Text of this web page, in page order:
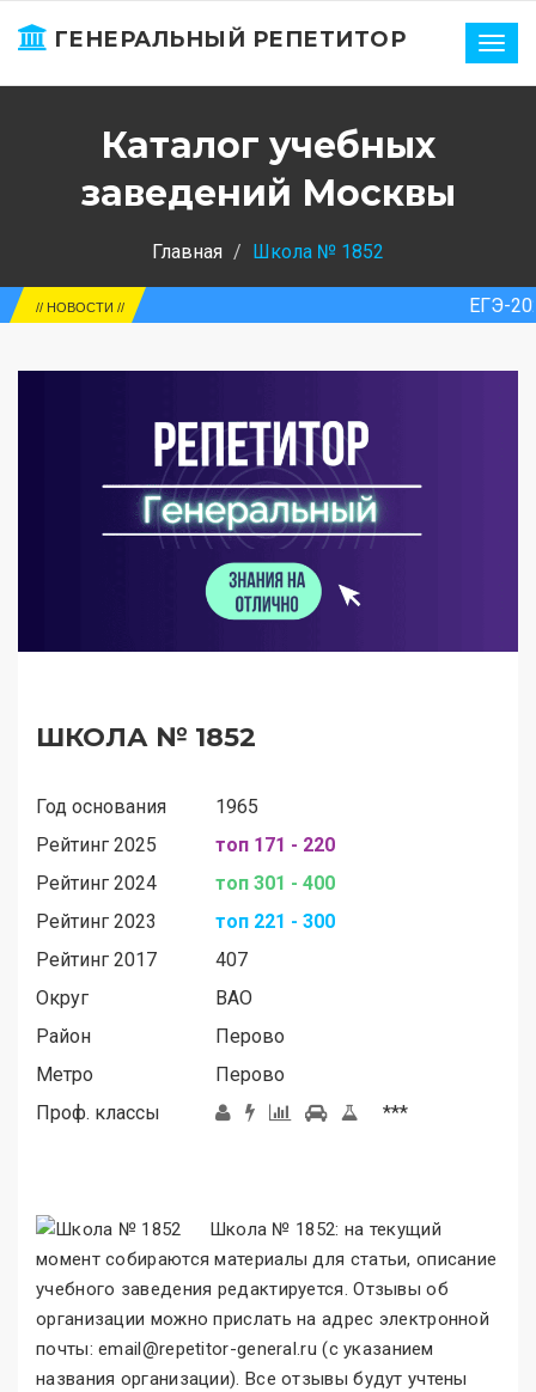
ГЕНЕРАЛЬНЫЙ РЕПЕТИТОР
Каталог учебных
заведений Москвы
Главная Школа № 1852
ЕГЭ-2026. Россия.
// НОВОСТИ //
ШКОЛА № 1852
Год основания
1965
Рейтинг 2025
топ 171 - 220
Рейтинг 2024
топ 301 - 400
Рейтинг 2023
топ 221 - 300
Рейтинг 2017
407
Округ
ВАО
Район
Перово
Метро
Перово
Проф. классы
***
Школа № 1852: на текущий
момент собираются материалы для статьи, описание
учебного заведения редактируется. Отзывы об
организации можно прислать на адрес электронной
почты: email@repetitor-general.ru (с указанием
названия организации). Все отзывы будут учтены